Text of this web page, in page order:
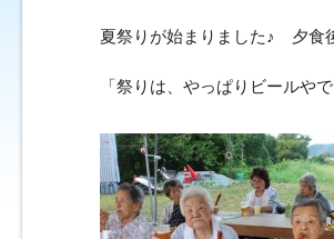
夏祭りが始まりました♪ 夕食
「祭りは、やっぱりビールや